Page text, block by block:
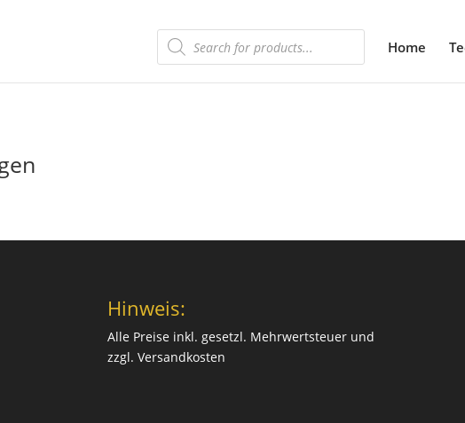
Products
search Home
Hinweis:
Alle Preise inkl. gesetzl. Mehrwertsteuer und
zzgl.Versandkosten